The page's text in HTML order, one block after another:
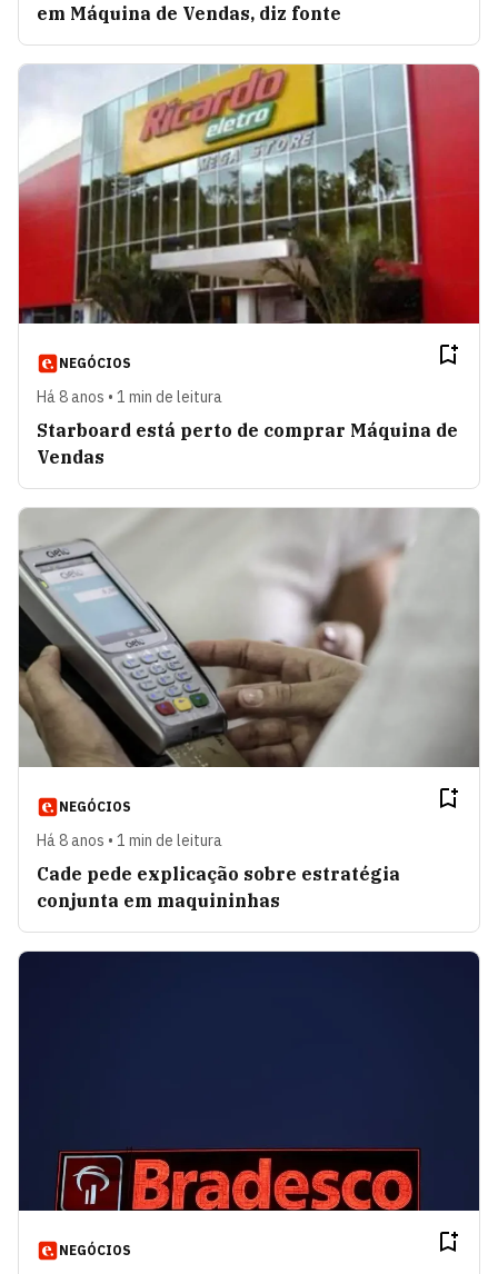
em Máquina de Vendas, diz fonte
NEGÓCIOS
Há 8 anos • 1 min de leitura
Starboard está perto de comprar Máquina de
Vendas
NEGÓCIOS
Há 8 anos • 1 min de leitura
Cade pede explicação sobre estratégia
conjunta em maquininhas
NEGÓCIOS